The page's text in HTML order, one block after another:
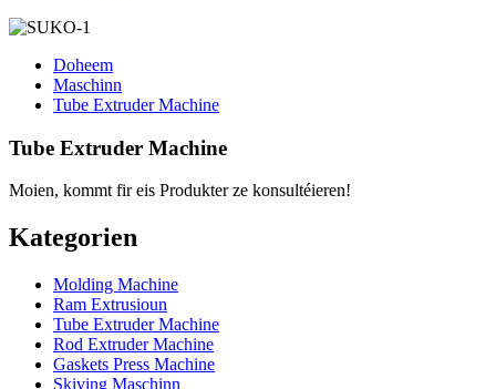
Doheem
Maschinn
Tube Extruder Machine
Tube Extruder Machine
Moien, kommt fir eis Produkter ze konsultéieren!
Kategorien
Molding Machine
Ram Extrusioun
Tube Extruder Machine
Rod Extruder Machine
Gaskets Press Machine
Skiving Maschinn